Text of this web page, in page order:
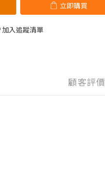
立即購買
加入追蹤清單
顧客評價